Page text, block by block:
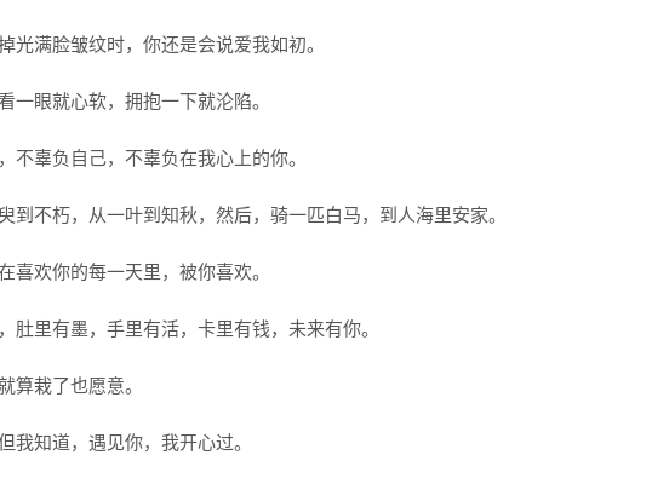
光满脸皱纹时，你还是会说爱我如初。
一眼就心软，拥抱一下就沦陷。
不辜负自己，不辜负在我心上的你。
到不朽，从一叶到知秋，然后，骑一匹白马，到人海里安家。
喜欢你的每一天里，被你喜欢。
肚里有墨，手里有活，卡里有钱，未来有你。
算栽了也愿意。
我知道，遇见你，我开心过。